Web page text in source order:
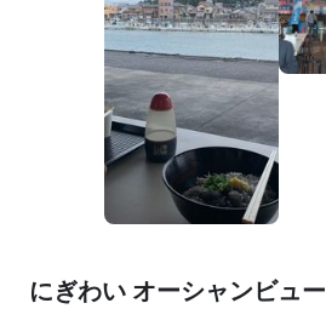
にぎわい オーシャンビュー